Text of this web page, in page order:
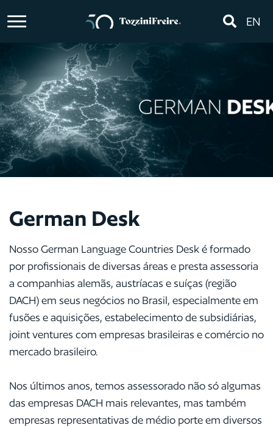
EN
German Desk
Nosso German Language Countries Desk é formado
por profissionais de diversas áreas e presta assessoria
a companhias alemãs, austríacas e suíças (região
DACH) em seus negócios no Brasil, especialmente em
fusões e aquisições, estabelecimento de subsidiárias,
joint ventures com empresas brasileiras e comércio no
mercado brasileiro.
Nos últimos anos, temos assessorado não só algumas
das empresas DACH mais relevantes, mas também
empresas representativas de médio porte em diversos